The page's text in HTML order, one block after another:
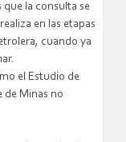
que la consulta se
en las etapas
cuando ya
el Estudio de
de Minas no